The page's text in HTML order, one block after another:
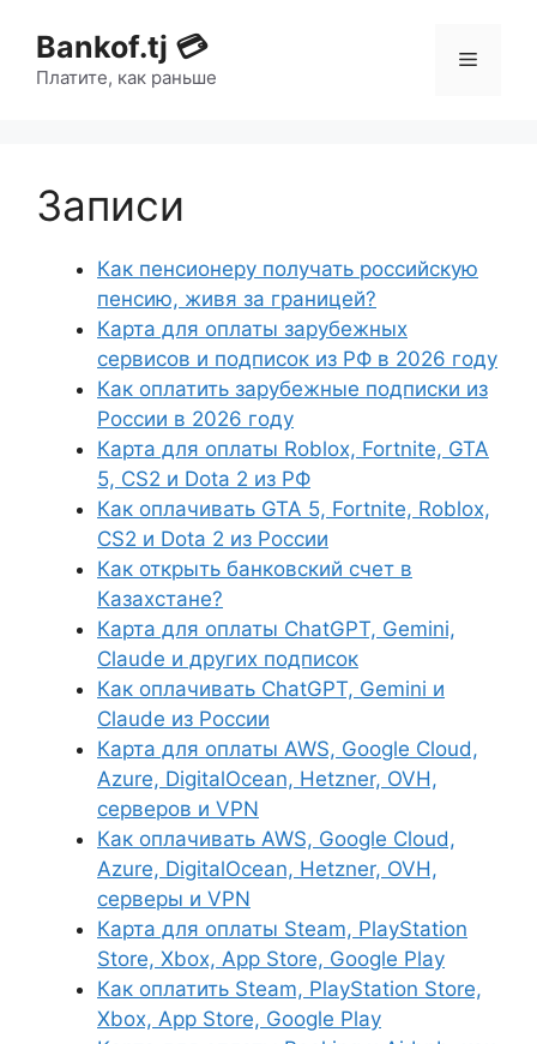
Bankof.tj 💳
Платите, как раньше
Записи
Как пенсионеру получать российскую
пенсию, живя за границей?
Карта для оплаты зарубежных
сервисов и подписок из РФ в 2026 году
Как оплатить зарубежные подписки из
России в 2026 году
Карта для оплаты Roblox, Fortnite, GTA
5, CS2 и Dota 2 из РФ
Как оплачивать GTA 5, Fortnite, Roblox,
CS2 и Dota 2 из России
Как открыть банковский счет в
Казахстане?
Карта для оплаты ChatGPT, Gemini,
Claude и других подписок
Как оплачивать ChatGPT, Gemini и
Claude из России
Карта для оплаты AWS, Google Cloud,
Azure, DigitalOcean, Hetzner, OVH,
серверов и VPN
Как оплачивать AWS, Google Cloud,
Azure, DigitalOcean, Hetzner, OVH,
серверы и VPN
Карта для оплаты Steam, PlayStation
Store, Xbox, App Store, Google Play
Как оплатить Steam, PlayStation Store,
Xbox, App Store, Google Play